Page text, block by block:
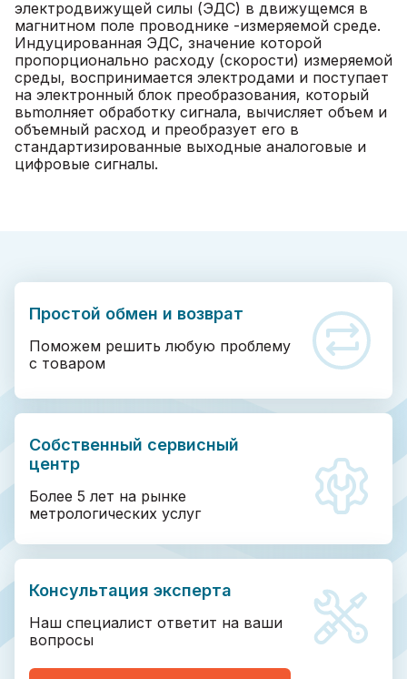
электродвижущей силы (ЭДС) в движущемся в
магнитном поле проводнике -измеряемой среде.
Индуцированная ЭДС, значение которой
пропорционально расходу (скорости) измеряемой
среды, воспринимается электродами и поступает
на электронный блок преобразования, который
вьmолняет обработку сигнала, вычисляет объем и
объемный расход и преобразует его в
стандартизированные выходные аналоговые и
цифровые сигналы.
Простой обмен и возврат
Поможем решить любую проблему
с товаром
Собственный сервисный
центр
Более 5 лет на рынке
метрологических услуг
Консультация эксперта
Наш специалист ответит на ваши
вопросы